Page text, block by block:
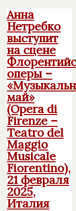
Анна
Нетребко
выступит
на сцене
оперы –
май»
(Opera di
Firenze –
Teatro del
Maggio
Musicale
Fiorentino),
21 февраля
2025,
Италия